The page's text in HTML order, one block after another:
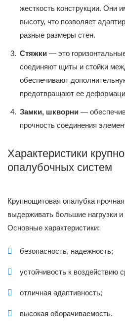
жесткость конструкции. Они
высоту, что позволяет
разные размеры стен.
Стяжки — это
соединяют щиты и стойки
обеспечивают
предотвращают ее
Замки, шкворни —
прочность соединения
Характеристики
опалубочных систем
Крупнощитовая опалубка
выдерживать большие нагрузки
Основные характеристики:
безопасность, надежность;
устойчивость к воздействию
отличная адаптивность;
высокая оборачиваемость.